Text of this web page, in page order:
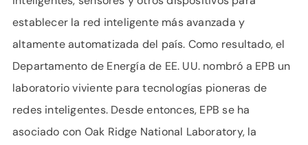
establecer la red inteligente más avanzada y
altamente automatizada del país. Como resultado, el
Departamento de Energía de EE. UU. nombró a EPB un
laboratorio viviente para tecnologías pioneras de
redes inteligentes. Desde entonces, EPB se ha
asociado con Oak Ridge National Laboratory, la